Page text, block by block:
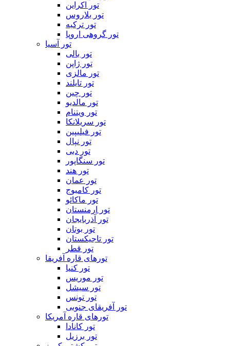
تور اکراین
تور بلاروس
تور ترکیه
تور گروهی اروپا
تور آسیا
تور بالی
تور ژاپن
تور مالزی
تور تایلند
تور چین
تور مالدیو
تور ویتنام
تور سریلانکا
تور فیلیپین
تور نپال
تور دبی
تور سنگاپور
تور هند
تور عمان
تور کامبوج
تور ماکائو
تور ارمنستان
تور آذربایجان
تور بوتان
تور تاجیکستان
تور قطر
تورهای قاره آفریقا
تور کنیا
تور موریس
تور سیشل
تور تونس
تور آفریقای جنوبی
تورهای قاره آمریکا
تور کانادا
تور برزیل